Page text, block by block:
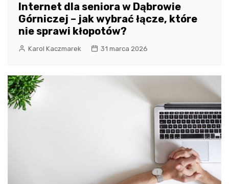
Internet dla seniora w Dąbrowie
Górniczej – jak wybrać łącze, które
nie sprawi kłopotów?
Karol Kaczmarek 31 marca 2026